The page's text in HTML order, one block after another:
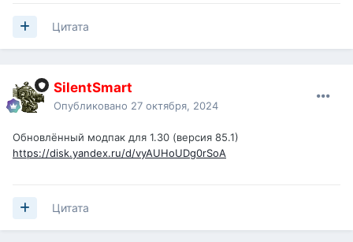
Цитата
SilentSmart
Опубликовано 27 октября, 2024
Обновлённый модпак для 1.30 (версия 85.1)
https://disk.yandex.ru/d/vyAUHoUDg0rSoA
Цитата